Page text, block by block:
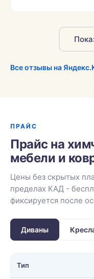
Все отзывы на
ПРАЙС
Прайс на
мебели и
Цены без скрытых
пределах КАД -
фиксируется после
Диваны
Тип